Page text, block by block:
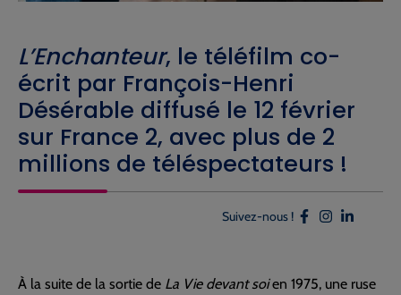
L’Enchanteur, le téléfilm co-
écrit par François-Henri
Désérable diffusé le 12 février
sur France 2, avec plus de 2
millions de téléspectateurs !
Suivez-nous !
À la suite de la sortie de La Vie devant soien 1975, une ruse